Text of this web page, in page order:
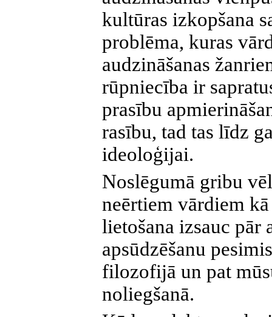
kultūras izkopšana
problēma, kuras
audzināšanas
rūpniecība ir
prasību
rasību, tad tas līdz
ideoloģijai.
Noslēgumā gribu
neērtiem vārdiem
lietošana izsauc pār
apsūdzēšanu
filozofijā un pat
noliegšanā.